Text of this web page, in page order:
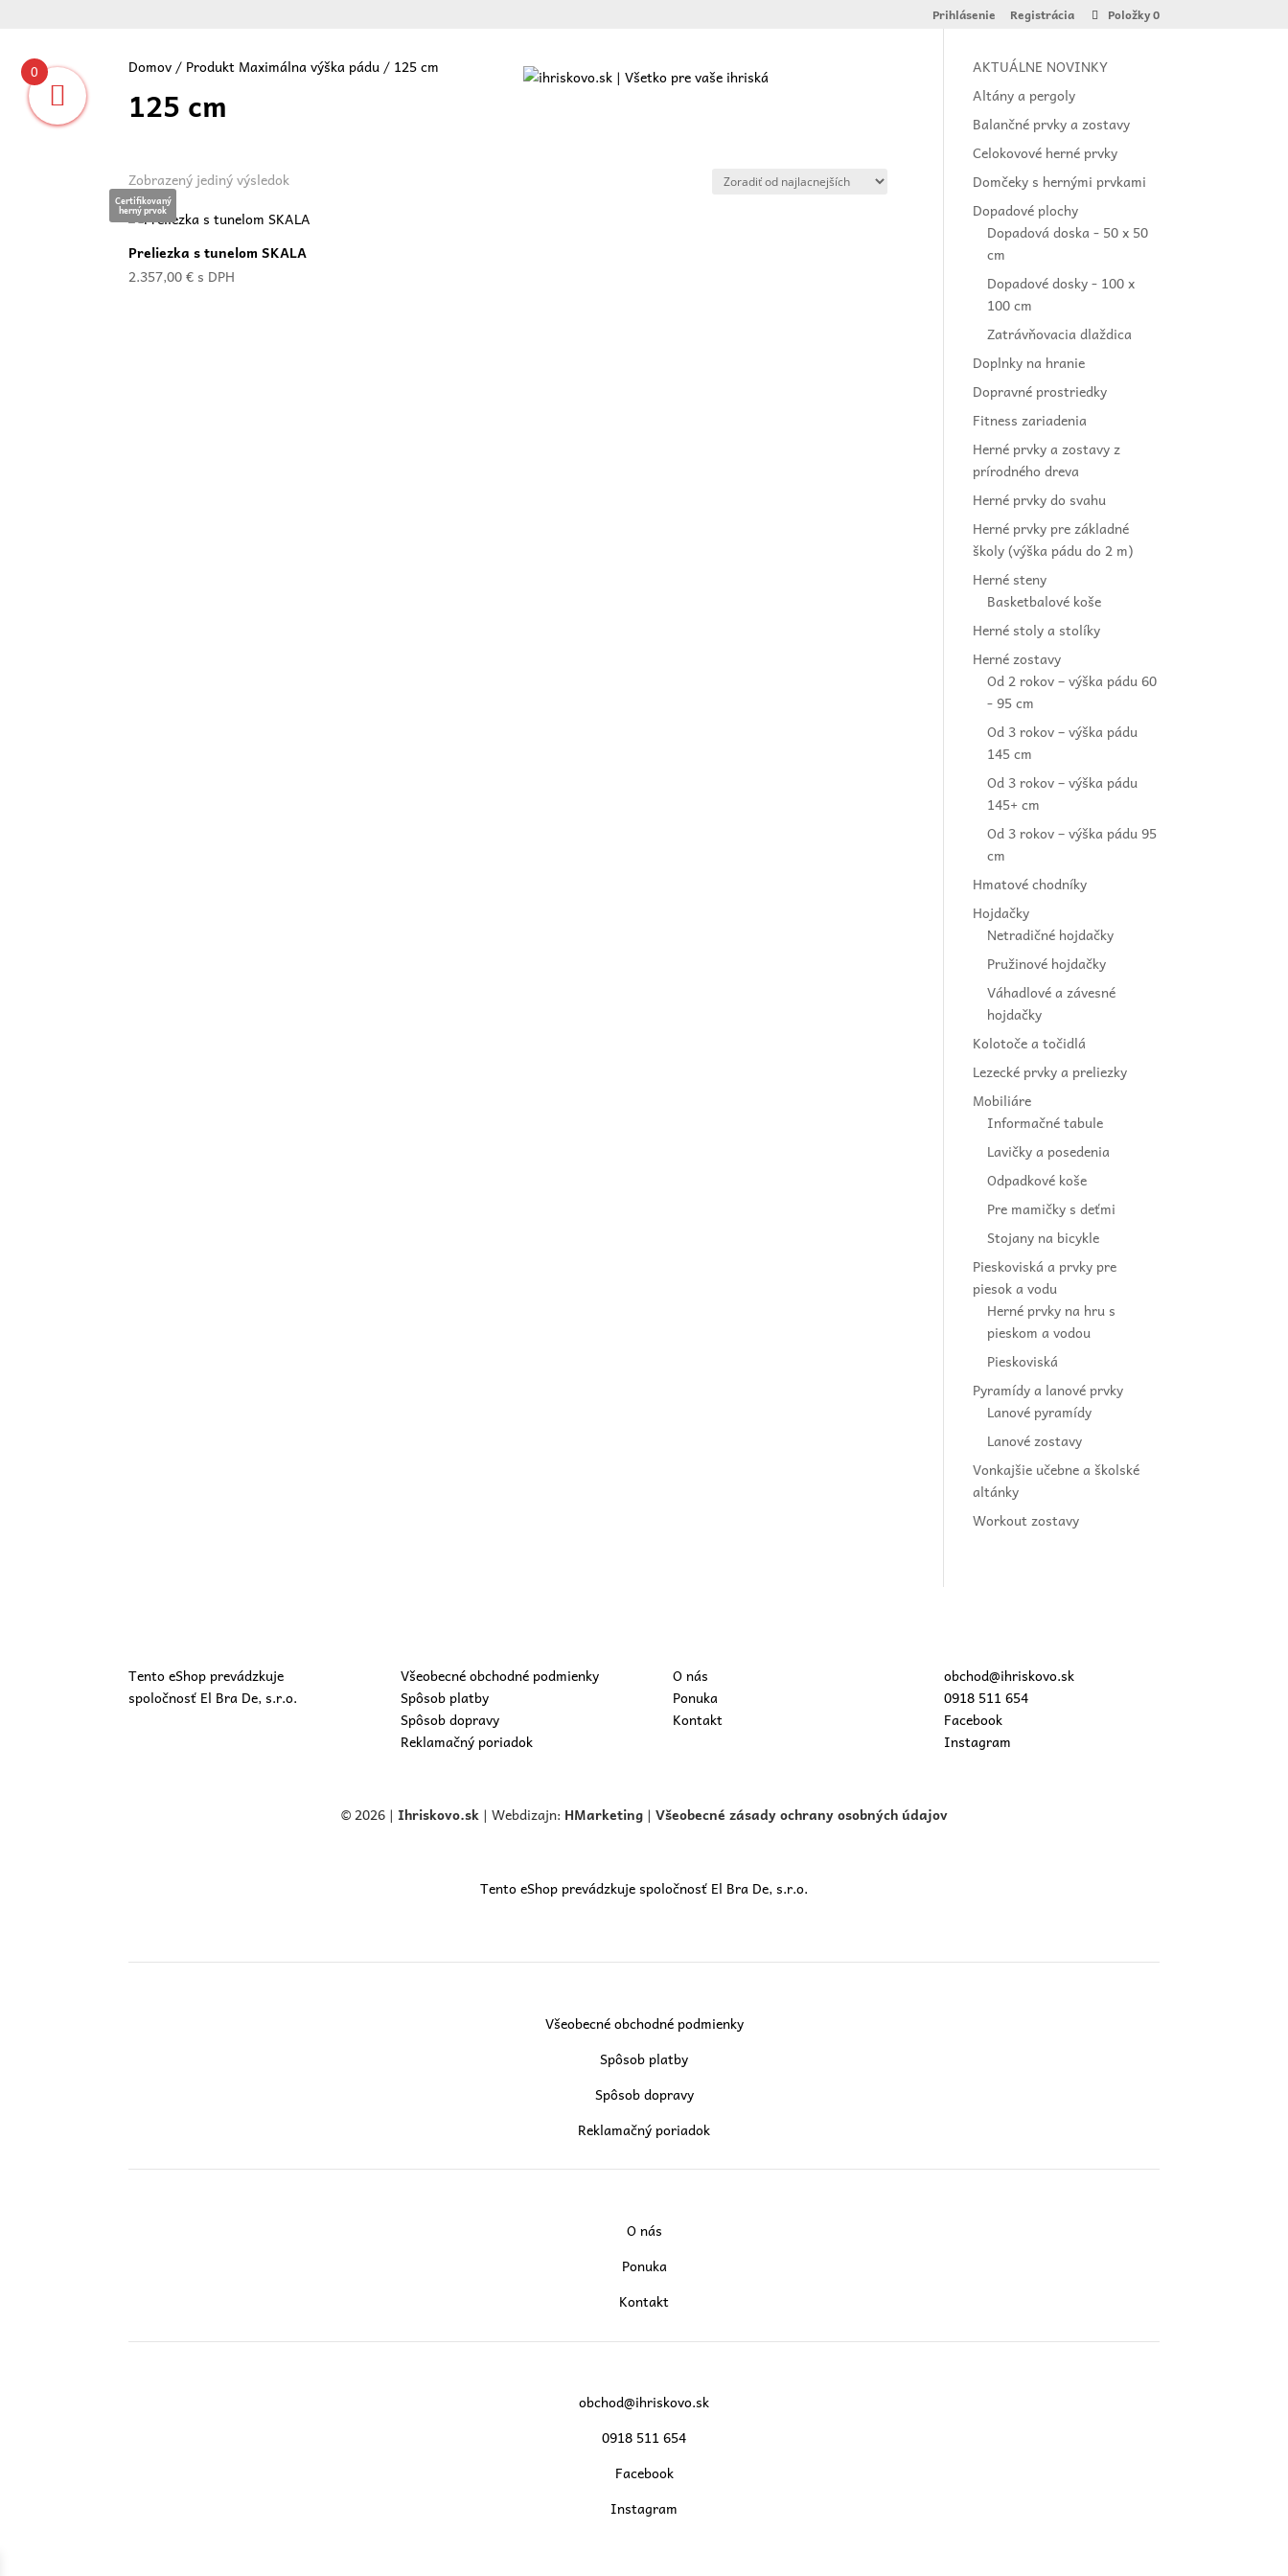
Prihlásenie Registrácia Položky 0
Domov / Produkt Maximálna výška pádu / 125 cm
125 cm
Zobrazený jediný výsledok
Certifikovaný
herný prvok
Preliezka s tunelom SKALA
2.357,00€ s DPH
AKTUÁLNE NOVINKY
Altány a pergoly
Balančné prvky a zostavy
Celokovové herné prvky
Domčeky s hernými prvkami
Dopadové plochy
Dopadová doska - 50 x 50
cm
Dopadové dosky - 100 x
100 cm
Zatrávňovacia dlaždica
Doplnky na hranie
Dopravné prostriedky
Fitness zariadenia
Herné prvky a zostavy z
prírodného dreva
Herné prvky do svahu
Herné prvky pre základné
školy (výška pádu do 2 m)
Herné steny
Basketbalové koše
Herné stoly a stolíky
Herné zostavy
Od 2 rokov – výška pádu 60
- 95 cm
Od 3 rokov – výška pádu
145 cm
Od 3 rokov – výška pádu
145+ cm
Od 3 rokov – výška pádu 95
cm
Hmatové chodníky
Hojdačky
Netradičné hojdačky
Pružinové hojdačky
Váhadlové a závesné
hojdačky
Kolotoče a točidlá
Lezecké prvky a preliezky
Mobiliáre
Informačné tabule
Lavičky a posedenia
Odpadkové koše
Pre mamičky s deťmi
Stojany na bicykle
Pieskoviská a prvky pre
piesok a vodu
Herné prvky na hru s
pieskom a vodou
Pieskoviská
Pyramídy a lanové prvky
Lanové pyramídy
Lanové zostavy
Vonkajšie učebne a školské
altánky
Workout zostavy
Tento eShop prevádzkuje
spoločnosť El Bra De, s.r.o.
Všeobecné obchodné podmienky
Spôsob platby
Spôsob dopravy
Reklamačný poriadok
O nás
Ponuka
Kontakt
obchod@ihriskovo.sk
0918 511 654
Facebook
Instagram
© 2026 | Ihriskovo.sk| Webdizajn: HMarketing | Všeobecné zásady ochrany osobných údajov
Tento eShop prevádzkuje spoločnosť El Bra De, s.r.o.
Všeobecné obchodné podmienky
Spôsob platby
Spôsob dopravy
Reklamačný poriadok
O nás
Ponuka
Kontakt
obchod@ihriskovo.sk
0918 511 654
Facebook
Instagram
0